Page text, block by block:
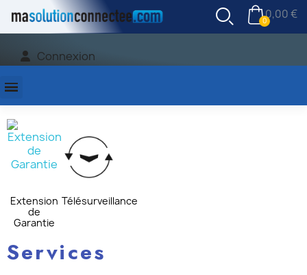
0,00 €
Connexion
Extension
de
Garantie
Télésurveillance
Services